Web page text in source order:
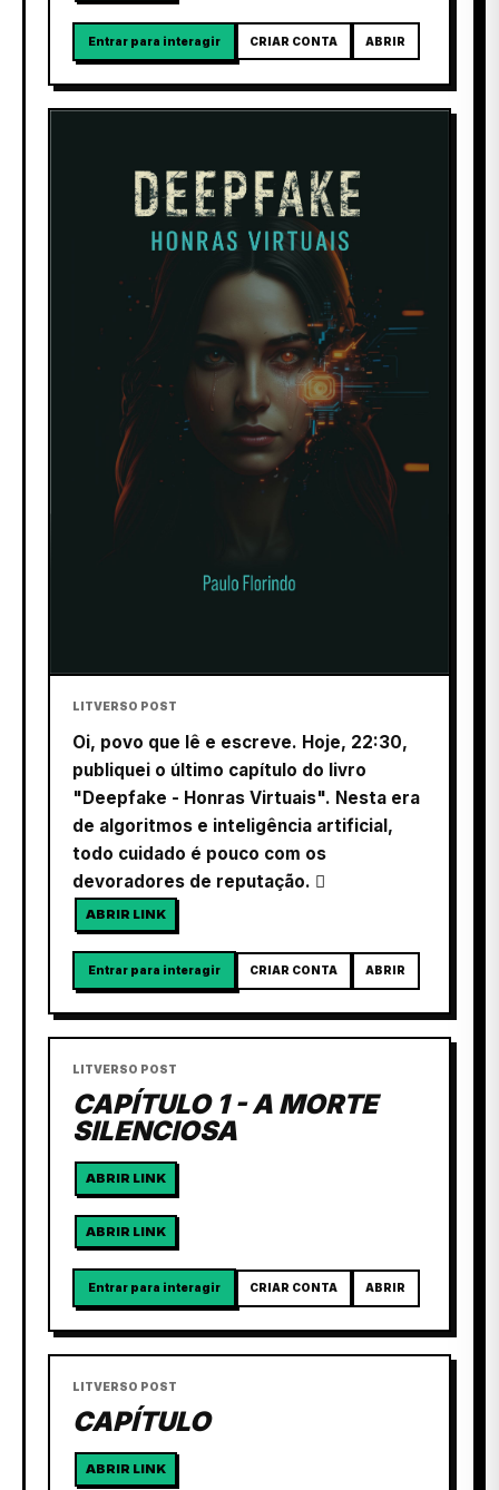
Entrar para interagir CRIAR CONTA ABRIR
LITVERSO POST
Oi, povo que lê e escreve. Hoje, 22:30,
publiquei o último capítulo do livro
"Deepfake - Honras Virtuais". Nesta era
de algoritmos e inteligência artificial,
todo cuidado é pouco com os
devoradores de reputação. 
ABRIR LINK
Entrar para interagir CRIAR CONTA ABRIR
LITVERSO POST
CAPÍTULO 1 - A MORTE
SILENCIOSA
ABRIR LINK
ABRIR LINK
Entrar para interagir CRIAR CONTA ABRIR
LITVERSO POST
CAPÍTULO
ABRIR LINK